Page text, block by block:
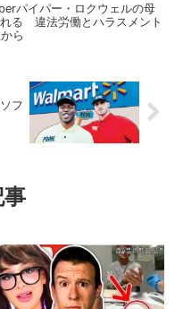
パイパー・ロクウェルの母
る 違法労働とハラスメント
ら
フ
事